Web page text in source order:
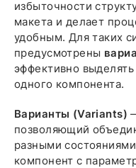
избыточности
макета и делает
удобным. Для таких
предусмотрены
эффективно
одного компонента.
Варианты (Variants)
позволяющий
разными
компонент с